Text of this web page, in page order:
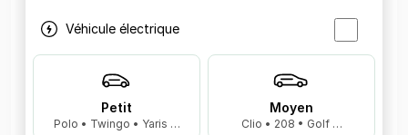
Véhicule électrique
Petit
Polo • Twingo • Yaris …
Moyen
Clio • 208 • Golf …